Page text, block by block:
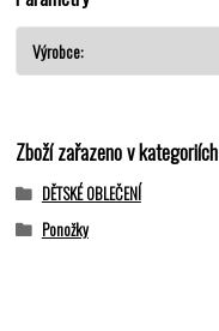
Výrobce
Zboží zařazeno v kategoriích
DĚTSKÉ OBLEČENÍ
Ponožky